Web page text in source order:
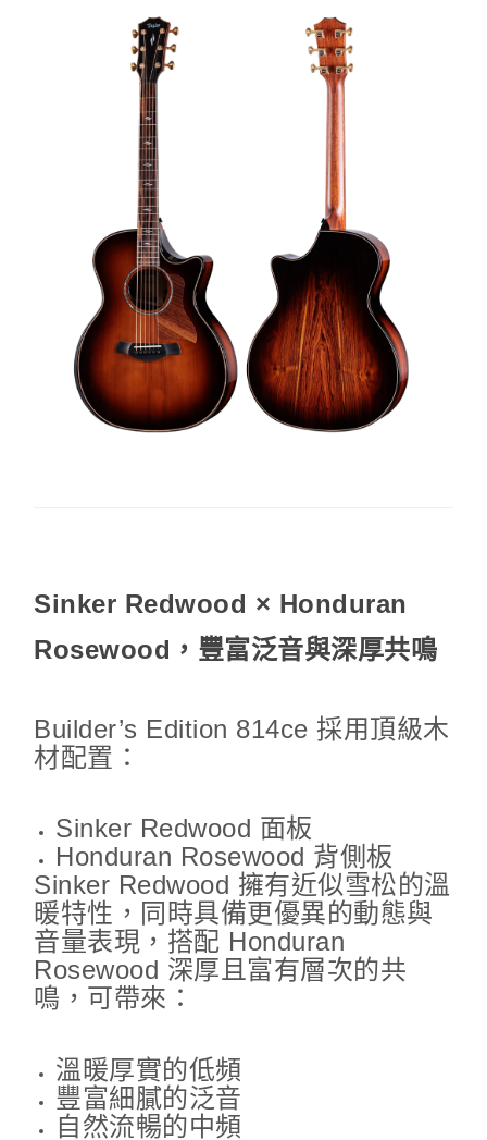
Sinker Redwood × Honduran
Rosewood，豐富泛音與深厚共鳴
Builder’s Edition 814ce 採用頂級木
材配置：
Sinker Redwood 面板
Honduran Rosewood 背側板
Sinker Redwood 擁有近似雪松的溫
暖特性，同時具備更優異的動態與
音量表現，搭配 Honduran
Rosewood 深厚且富有層次的共
鳴，可帶來：
溫暖厚實的低頻
豐富細膩的泛音
自然流暢的中頻